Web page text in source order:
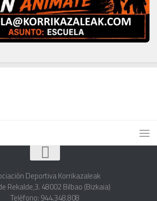
Deportiva Korrikazaleak
Rekalde,3. 48002 Bilbao (Bizkaia)
Teléfono: 944.348.808